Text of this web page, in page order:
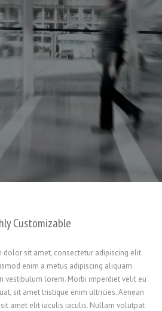
Customizable
dolor sit amet, consectetur adipiscing elit.
enim a metus adipiscing aliquam.
vestibulum lorem. Morbi imperdiet velit eu
sit amet tristique enim ultricies. Aenean
amet elit iaculis iaculis. Nullam volutpat